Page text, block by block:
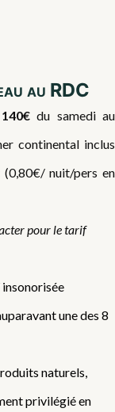
au RDC
140€du samedi au
continental inclus
(0,80€/ nuit/pers en
pour le tarif
une des 8
naturels,
privilégié en